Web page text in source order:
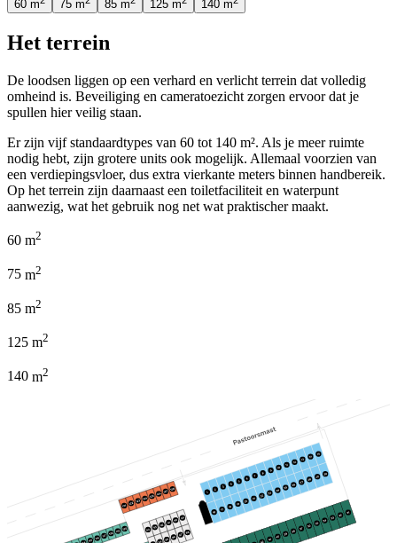
60 m 75 m 85 m 125 m 140 m
Het terrein
De loodsen liggen op een verhard en verlicht terrein dat volledig
omheind is. Beveiliging en cameratoezicht zorgen ervoor dat je
spullen hier veilig staan.
Er zijn vijf standaardtypes van 60 tot 140 m². Als je meer ruimte
nodig hebt, zijn grotere units ook mogelijk. Allemaal voorzien van
een verdiepingsvloer, dus extra vierkante meters binnen handbereik.
Op het terrein zijn daarnaast een toiletfaciliteit en waterpunt
aanwezig, wat het gebruik nog net wat praktischer maakt.
60 m2
75 m2
85 m2
125 m2
140 m2